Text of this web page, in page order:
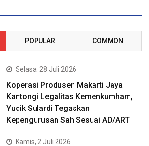
POPULAR COMMON
Selasa, 28 Juli 2026
Koperasi Produsen Makarti Jaya
Kantongi Legalitas Kemenkumham,
Yudik Sulardi Tegaskan
Kepengurusan Sah Sesuai AD/ART
Kamis, 2 Juli 2026